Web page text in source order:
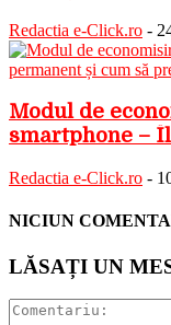
Redactia e-Click.ro -
Modul de
smartphone –
Redactia e-Click.ro -
NICIUN
LĂSAȚI UN